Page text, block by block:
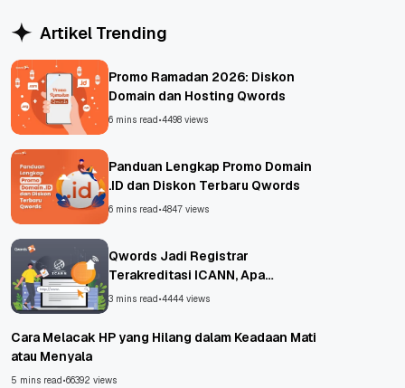
Artikel Trending
Promo Ramadan 2026: Diskon
Domain dan Hosting Qwords
6 mins read•4498 views
Panduan Lengkap Promo Domain
.ID dan Diskon Terbaru Qwords
6 mins read•4847 views
Qwords Jadi Registrar
Terakreditasi ICANN, Apa
Untungnya?
3 mins read•4444 views
Cara Melacak HP yang Hilang dalam Keadaan Mati
atau Menyala
5 mins read•66392 views